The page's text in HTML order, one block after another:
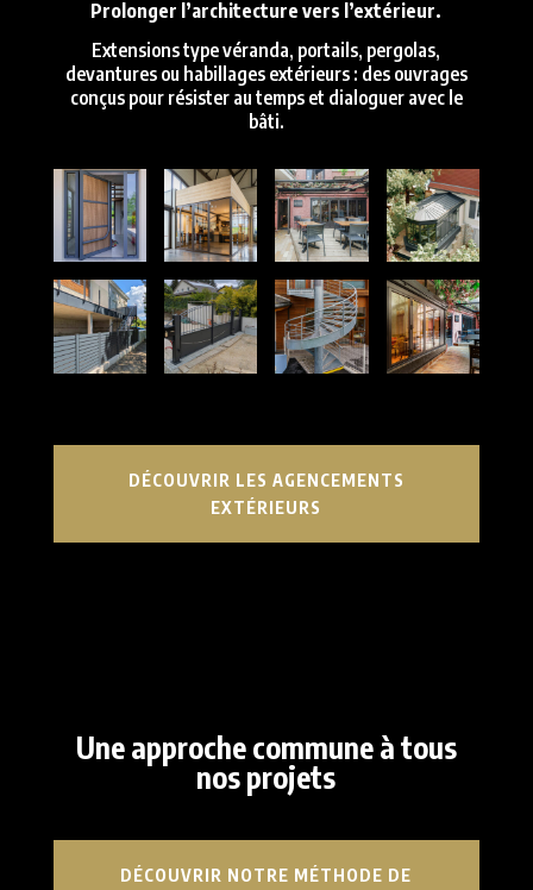
Prolonger l’architecture vers l’extérieur.
Extensions type véranda, portails, pergolas,
devantures ou habillages extérieurs : des ouvrages
conçus pour résister au temps et dialoguer avec le
bâti.
DÉCOUVRIR LES AGENCEMENTS
EXTÉRIEURS
Une approche commune à tous
nos projets
DÉCOUVRIR NOTRE MÉTHODE DE